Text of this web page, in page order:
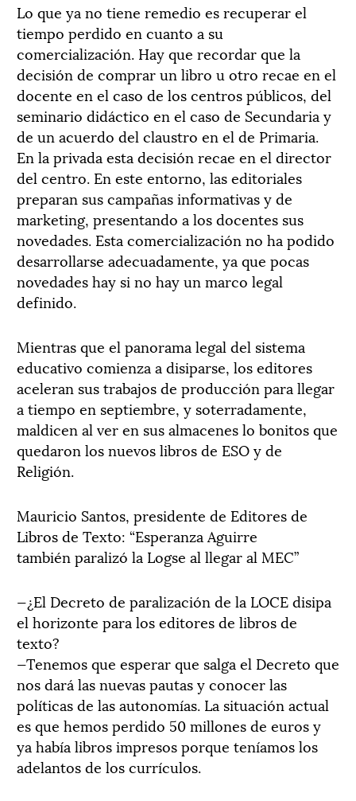
Lo que ya no tiene remedio es recuperar el
tiempo perdido en cuanto a su
comercialización. Hay que recordar que la
decisión de comprar un libro u otro recae en el
docente en el caso de los centros públicos, del
seminario didáctico en el caso de Secundaria y
de un acuerdo del claustro en el de Primaria.
En la privada esta decisión recae en el director
del centro. En este entorno, las editoriales
preparan sus campañas informativas y de
marketing, presentando a los docentes sus
novedades. Esta comercialización no ha podido
desarrollarse adecuadamente, ya que pocas
novedades hay si no hay un marco legal
definido.
Mientras que el panorama legal del sistema
educativo comienza a disiparse, los editores
aceleran sus trabajos de producción para llegar
a tiempo en septiembre, y soterradamente,
maldicen al ver en sus almacenes lo bonitos que
quedaron los nuevos libros de ESO y de
Religión.
Mauricio Santos, presidente de Editores de
Libros de Texto: “Esperanza Aguirre
también paralizó la Logse al llegar al MEC”
—¿El Decreto de paralización de la LOCE disipa
el horizonte para los editores de libros de
texto?
—Tenemos que esperar que salga el Decreto que
nos dará las nuevas pautas y conocer las
políticas de las autonomías. La situación actual
es que hemos perdido 50 millones de euros y
ya había libros impresos porque teníamos los
adelantos de los currículos.